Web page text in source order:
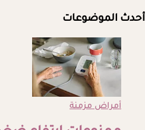
أحدث الموضوعات
أمراض مزمنة